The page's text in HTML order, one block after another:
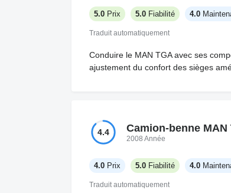
5.0 Prix 5.0 Fiabilité 4.0
Traduit automatiquement
Conduire le MAN TGA avec ses
ajustement du confort des sièges
4.4 Camion-benne MAN
2008 Année
4.0 Prix 5.0 Fiabilité 4.0
Traduit automatiquement